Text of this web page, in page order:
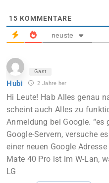
15 KOMMENTARE
neuste
Gast
Hubi 2 Jahre her
Hi Leute! Hab Alles genau
scheint auch Alles zu
Anmeldung bei Google.
Google-Servern, versuche
einer neuen Google
Mate 40 Pro ist im W-Lan,
LG